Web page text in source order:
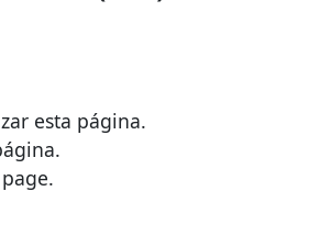
esta página.